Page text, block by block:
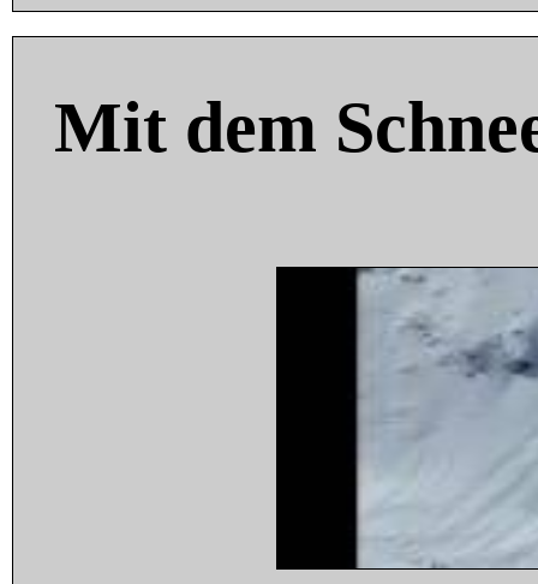
Mit dem